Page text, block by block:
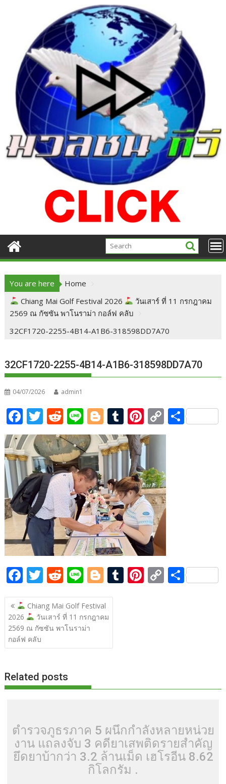
You are here
Home
Chiang Mai Golf Festival 2026
วันเสาร์ ที่ 11 กรกฎาคม
2569 ณ กัซซัน พาโนราม่า กอล์ฟ คลับ
32CF1720-2255-4B14-A1B6-318598DD7A70
32CF1720-2255-4B14-A1B6-318598DD7A70
04/07/2026 admin1
F
ac
e
b
o
o
k
T
w
itt
er
R
e
d
di
t
Li
n
e
Bl
o
g
g
er
T
u
m
bl
r
Pi
nt
er
e
st
C
o
Li
n
k
S
F
ac
e
b
o
o
k
T
w
itt
er
R
e
d
di
Li
n
e
Bl
o
g
g
T Pi C S
แนะแนว
เรื่อง
Chiang Mai Golf Festival
2026
วันเสาร์ ที่ 11 กรกฎาคม
2569 ณ กัซซัน พาโนราม่า
กอล์ฟ คลับ
Related posts
ตำรวจภูธรภาค 5 ผนึกกำลังหลายหน่วย
งาน แถลงจับ 3 คดียาเสพติดรายสำคัญ
ยึดยาบ้ากว่า 3.2 ล้านเม็ด เฮโรอีน 8.62
กิโลกรัม .